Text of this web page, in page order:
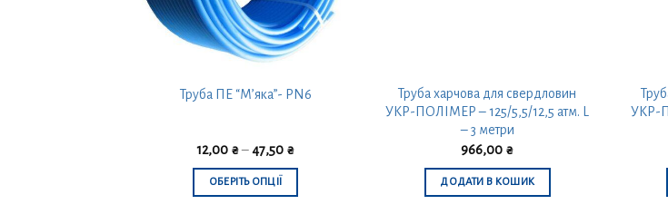
Труба ПЕ “М’яка”- PN6
12,00 ₴–47,50 ₴
ОБЕРІТЬ ОПЦІЇ
Труба харчова для свердловин
УКР-ПОЛІМЕР – 125/5,5/12,5 атм. L
– 3 метри
966,00 ₴
ДОДАТИ В КОШИК
УКР-